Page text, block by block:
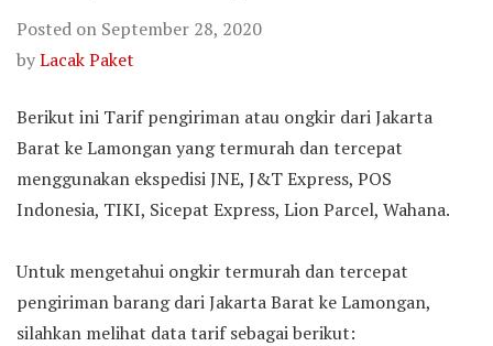
Posted on September 28, 2020
byLacak Paket
Berikut ini Tarif pengiriman atau ongkir dari Jakarta
Barat ke Lamongan yang termurah dan tercepat
menggunakan ekspedisi JNE, J&T Express, POS
Indonesia, TIKI, Sicepat Express, Lion Parcel, Wahana.
Untuk mengetahui ongkir termurah dan tercepat
pengiriman barang dari Jakarta Barat ke Lamongan,
silahkan melihat data tarif sebagai berikut: